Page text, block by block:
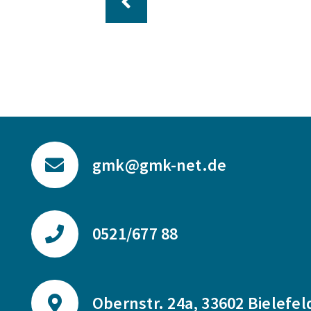
gmk@gmk-net.de
0521/677 88
Obernstr. 24a, 33602